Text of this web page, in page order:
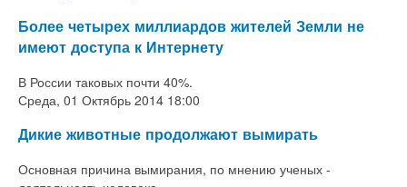
Более четырех миллиардов жителей Земли не
имеют доступа к Интернету
В России таковых почти 40%.
Среда, 01 Октябрь 2014 18:00
Дикие животные продолжают вымирать
Основная причина вымирания, по мнению ученых -